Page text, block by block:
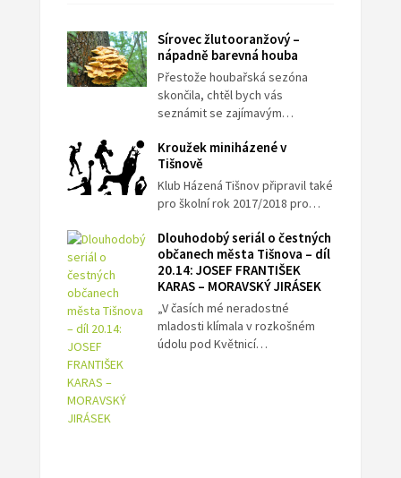
Sírovec žlutooranžový –
nápadně barevná houba
Přestože houbařská sezóna
skončila, chtěl bych vás
seznámit se zajímavým…
Kroužek miniházené v
Tišnově
Klub Házená Tišnov připravil také
pro školní rok 2017/2018 pro…
Dlouhodobý seriál o čestných
občanech města Tišnova – díl
20.14: JOSEF FRANTIŠEK
KARAS – MORAVSKÝ JIRÁSEK
„V časích mé neradostné
mladosti klímala v rozkošném
údolu pod Květnicí…